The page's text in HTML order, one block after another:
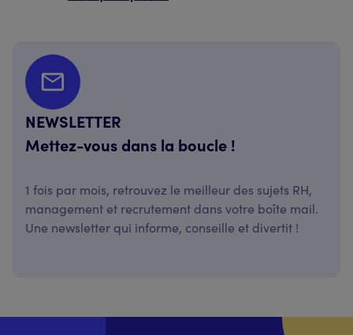
NEWSLETTER
Mettez-vous dans la boucle !
1 fois par mois, retrouvez le meilleur des sujets RH,
management et recrutement dans votre boîte mail.
Une newsletter qui informe, conseille et divertit !